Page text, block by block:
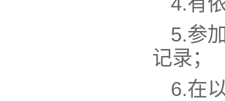
5.参
记录；
6.在